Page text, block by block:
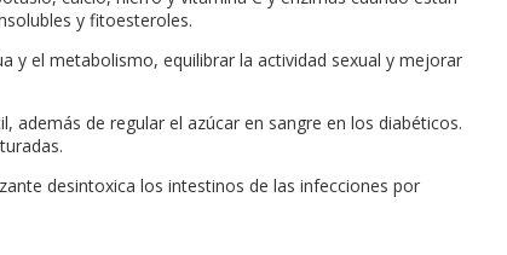
y fitoesteroles.
y el metabolismo, equilibrar la actividad sexual y mejorar
además de regular el azúcar en sangre en los diabéticos.
desintoxica los intestinos de las infecciones por